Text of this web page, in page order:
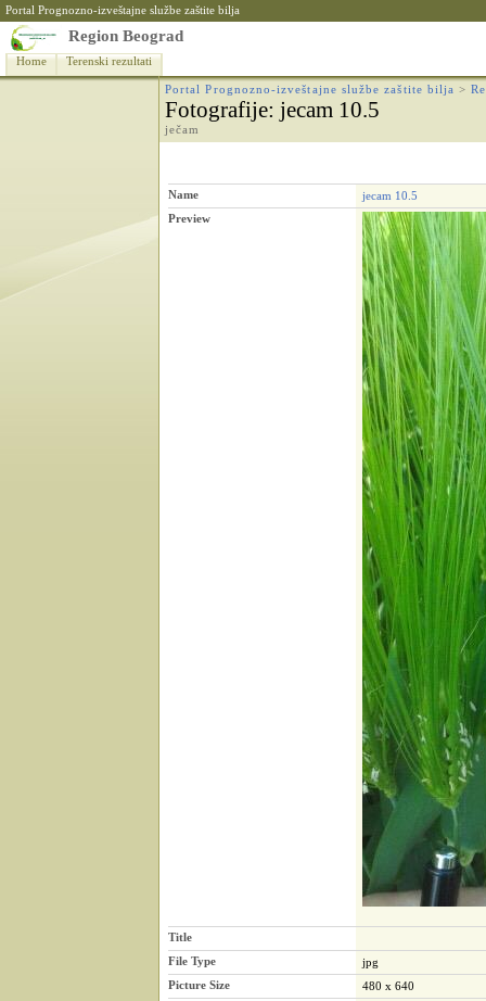
Portal Prognozno-izveštajne službe zaštite bilja
Region Beograd
Home Terenski rezultati
Portal Prognozno-izveštajne službe zaštite bilja >
Fotografije: jecam 10.5
ječam
Name
jecam 10.5
Preview
Title
File Type
jpg
Picture Size
480 x 640